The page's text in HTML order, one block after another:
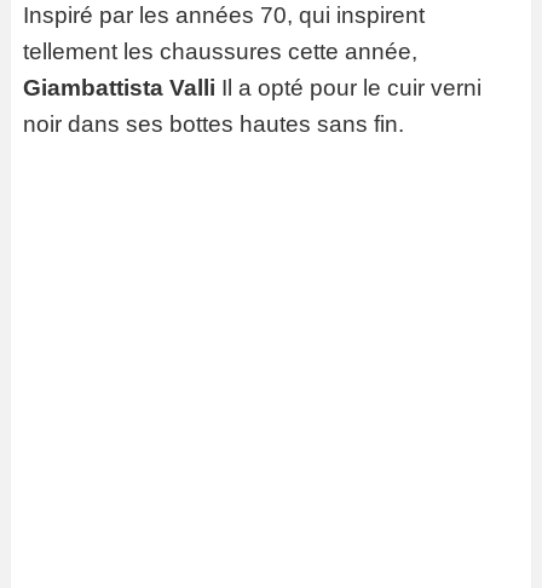
Inspiré par les années 70, qui inspirent
tellement les chaussures cette année,
Giambattista Valli Il a opté pour le cuir verni
noir dans ses bottes hautes sans fin.